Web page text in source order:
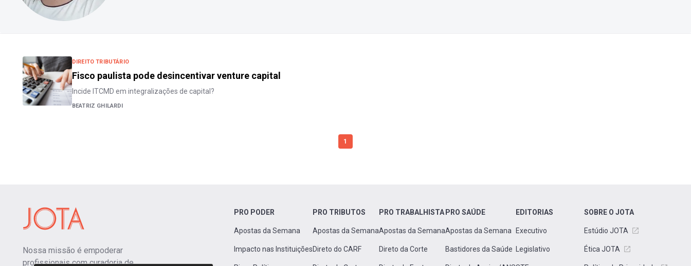
DIREITO TRIBUTÁRIO
Fisco paulista pode desincentivar venture capital
Incide ITCMD em integralizações de capital?
BEATRIZ GHILARDI
1
Nossa missão é empoderar
profissionais com curadoria de
PRO PODER
Apostas da Semana
Impacto nas Instituições
PRO TRIBUTOS
Apostas da Semana
Direto do CARF
PRO TRABALHISTA
Apostas da Semana
Direto da Corte
PRO SAÚDE
Apostas da Semana
Bastidores da Saúde
EDITORIAS
Executivo
Legislativo
SOBRE O JOTA
Estúdio JOTA
Ética JOTA